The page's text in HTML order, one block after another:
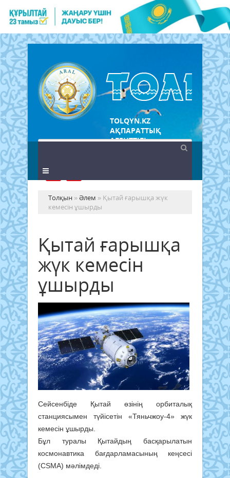
TOLQYN.KZ
АҚПАРАТТЫҚ
АГЕНТТІГІ
Толқын »Әлем » Қытай ғарышқа жүк
кемесін ұшырды
Қытай ғарышқа
жүк кемесін
ұшырды
Сейсенбіде Қытай өзінің орбиталық
станциясымен түйісетін «Тяньчжоу-4» жүк
кемесін ұшырды.
Бұл туралы Қытайдың басқарылатын
космонавтика бағдарламасының кеңсесі
(CSMA) мәлімдеді.